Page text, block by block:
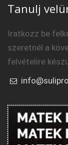
Tanulj
Iratkozz be
szeretnél a
felvételire